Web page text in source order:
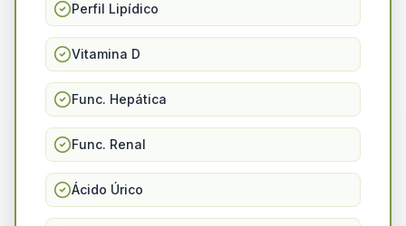
Perfil Lipídico
Vitamina D
Func. Hepática
Func. Renal
Ácido Úrico